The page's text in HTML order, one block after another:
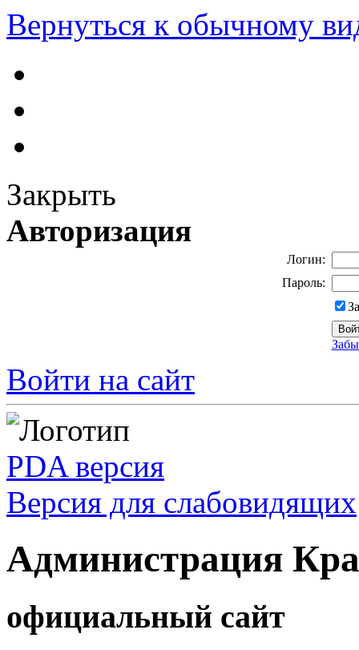
Вернуться к обычному
Закрыть
Авторизация
Логин:
Пароль:
Войти на сайт
PDA версия
Версия для слабовидящих
Администрация
официальный сайт